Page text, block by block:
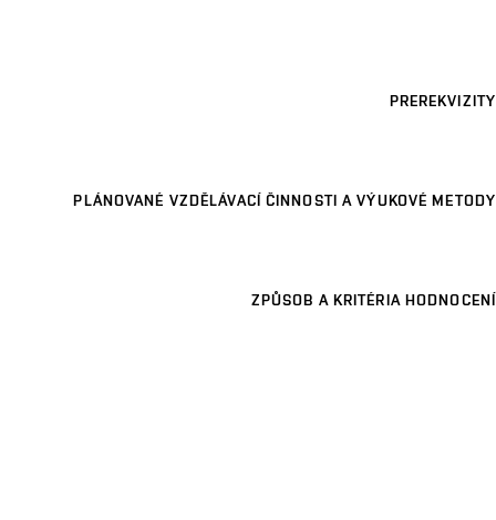
PREREKVIZITY
PLÁNOVANÉ VZDĚLÁVACÍ ČINNOSTI A VÝUKOVÉ METODY
ZPŮSOB A KRITÉRIA HODNOCENÍ